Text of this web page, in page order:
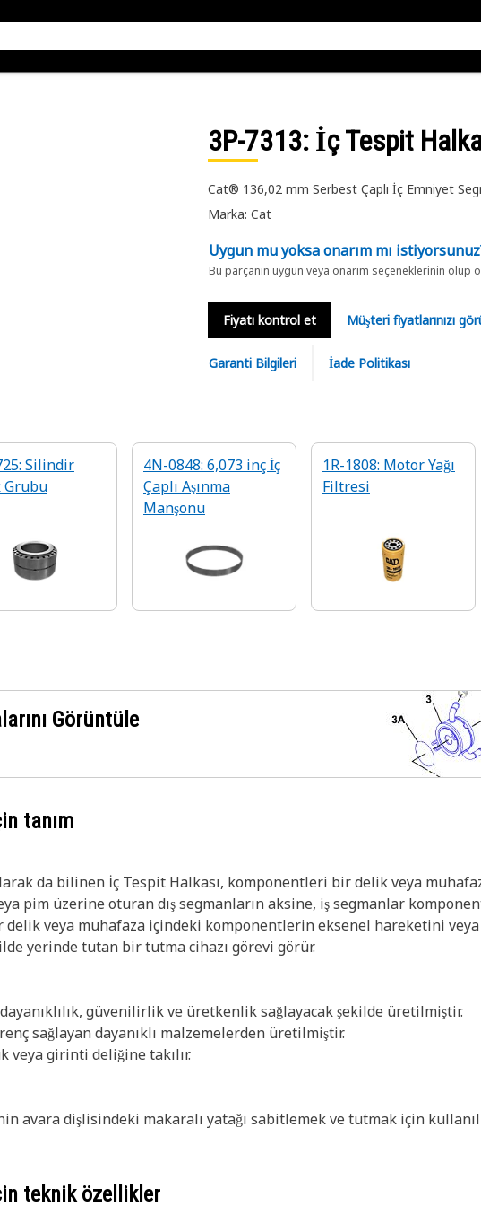
3P-7313: İç Tespit
Cat® 136,02 mm Serbest Çaplı İç Emniyet
Marka: Cat
Uygun mu yoksa onarım mı
Bu parçanın uygun veya onarım seçeneklerinin olup
Fiyatı kontrol et Müşteri fiyatlarınızı
Garanti Bilgileri İade Politikası
Silindir
Grubu
4N-0848: 6,073 inç İç
Çaplı Aşınma
Manşonu
1R-1808: Motor Yağı
Filtresi
Görüntüle
tanım
da bilinen İç Tespit Halkası, komponentleri bir delik veya
pim üzerine oturan dış segmanların aksine, iş segmanlar
delik veya muhafaza içindeki komponentlerin eksenel hareketini
yerinde tutan bir tutma cihazı görevi görür.
güvenilirlik ve üretkenlik sağlayacak şekilde üretilmiştir.
sağlayan dayanıklı malzemelerden üretilmiştir.
veya girinti deliğine takılır.
avara dişlisindeki makaralı yatağı sabitlemek ve tutmak için
teknik özellikler